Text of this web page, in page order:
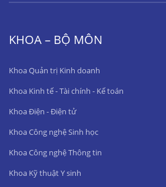
KHOA – BỘ MÔN
Khoa Quản trị Kinh doanh
Khoa Kinh tế - Tài chính - Kế toán
Khoa Điện - Điện tử
Khoa Công nghệ Sinh học
Khoa Công nghệ Thông tin
Khoa Kỹ thuật Y sinh